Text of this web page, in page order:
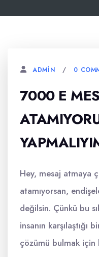
ADMIN 0
7000 E
Hey, mesaj atmaya
atamıyorsan,
değilsin. Çünkü bu
insanın
çözümü bulmak için